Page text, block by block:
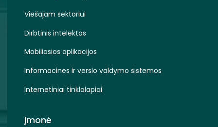
Viešajam sektoriui
Dirbtinis intelektas
Mobiliosios aplikacijos
Informacinės ir verslo valdymo sistemos
Internetiniai tinklalapiai
Įmonė